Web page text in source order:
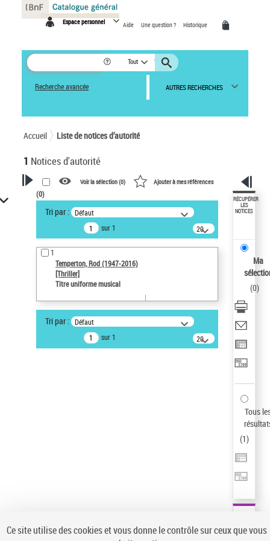
Espace personnel Aide Une question ? Historique
Tout
Recherche avancée AUTRES RECHERCHES
Accueil Liste de notices d’autorité
1 Notices d'autorité
VOTRE RECHERCHE
Recherche avancée dans les
notices d’autorité
Œuvres liées à l'auteur :
Temperton, Rod (1947-2016)
Sauvegarder votre recherche
AFFINER
Type de notice d'autorité
Voir la sélection (0) Ajouter à mes références
(0)
Tri par : Défaut
sur 1
20
résultats/page
1
Temperton, Rod (1947-2016)
[Thriller]
Titre uniforme musical
Tri par : Défaut
sur 1
20
résultats/page
RÉCUPÉRER
LES
NOTICES
Ma
(0)
Tous
(1)
Panneau de gestion des cookies
Ce site utilise des cookies et vous donne le contrôle sur ceux que vous